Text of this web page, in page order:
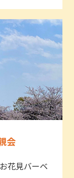
会
花見バーベ